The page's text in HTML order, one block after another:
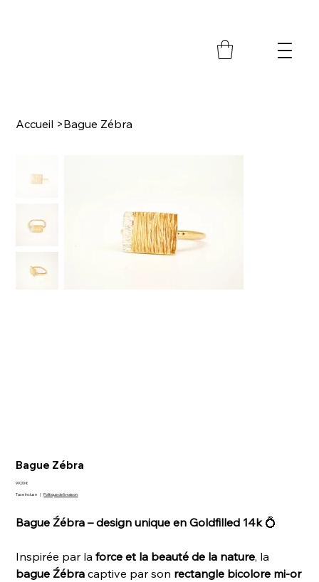
Accueil >Bague Zébra
Bague Zébra
Prix
99,00 €
Taxe Incluse | Politique de livraison
Bague Źébra – design unique en Goldfilled 14k💍
Inspirée par laforce et la beauté de la nature, la
bague Źébra captive par son rectangle bicolore mi-or